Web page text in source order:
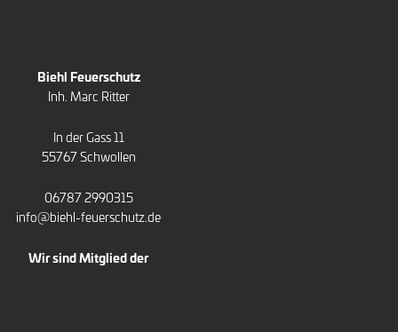
Biehl Feuerschutz
Inh. Marc Ritter
In der Gass 11
55767 Schwollen
06787 2990315
info@biehl-feuerschutz.de
Wir sind Mitglied der